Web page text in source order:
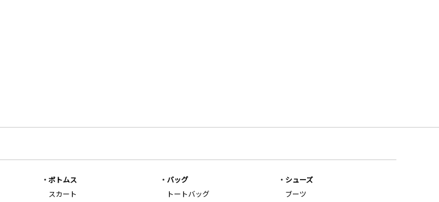
ボトムス
スカート
バッグ
トートバッグ
シューズ
ブーツ